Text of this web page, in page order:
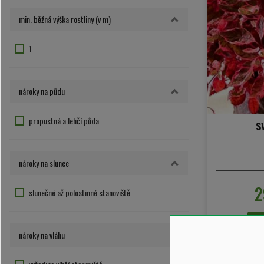
min. běžná výška rostliny (v m)
1
nároky na půdu
propustná a lehčí půda
nároky na slunce
slunečné až polostinné stanoviště
nároky na vláhu